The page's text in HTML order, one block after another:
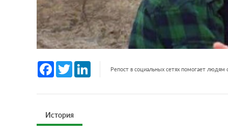
Facebook
Twitter LinkedInРепост в социальных сетях помогает
История